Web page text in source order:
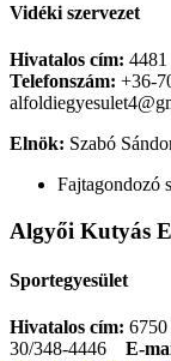
Vidéki szervezet
Hivatalos cím: 4481
Telefonszám: +36-
Elnök: Szabó
Fajtagondozó
Algyői Kutyás
Sportegyesület
Hivatalos cím:
30/348-4446
E-